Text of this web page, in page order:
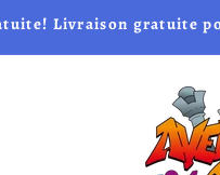
Livraison gratuite